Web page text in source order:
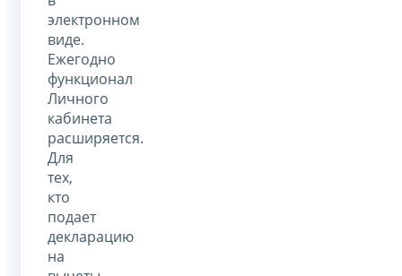
электронном
виде.
Ежегодно
функционал
Личного
кабинета
расширяется.
Для
тех,
кто
подает
декларацию
на